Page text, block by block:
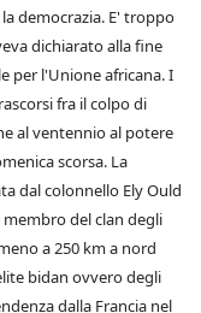
democrazia. E' troppo
dichiarato alla fine
per l'Unione africana. I
fra il colpo di
al ventennio al potere
scorsa. La
dal colonnello Ely Ould
del clan degli
a 250 km a nord
bidan ovvero degli
dalla Francia nel